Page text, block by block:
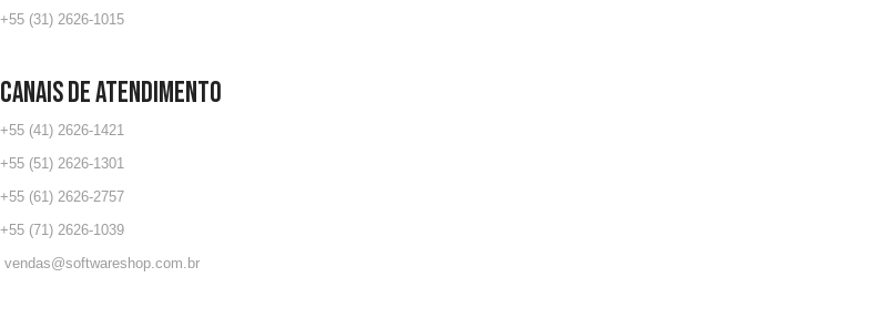
+55 (31) 2626-1015
CANAIS DE ATENDIMENTO​
+55 (41) 2626-1421
+55 (51) 2626-1301
+55 (61) 2626-2757
+55 (71) 2626-1039
vendas@softwareshop.com.br